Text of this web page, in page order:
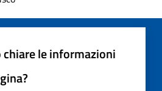
chiare le informazioni